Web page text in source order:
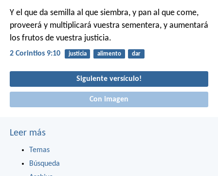
Y el que da semilla al que siembra, y pan al que come,
proveerá y multiplicará vuestra sementera, y aumentará
los frutos de vuestra justicia.
2 Corintios 9:10 justicia alimento dar
Siguiente versículo!
Con imagen
Leer más
Temas
Búsqueda